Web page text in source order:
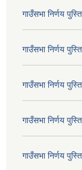
गाउँसभा निर्णय
गाउँसभा निर्णय
गाउँसभा निर्णय
गाउँसभा निर्णय
गाउँसभा निर्णय